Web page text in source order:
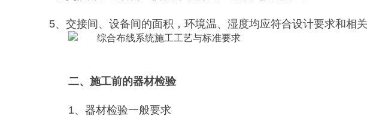
5、交接间、设备间的面积，环境温、湿度均应符合设计要求和相关
二、施工前的器材检验
1、器材检验一般要求